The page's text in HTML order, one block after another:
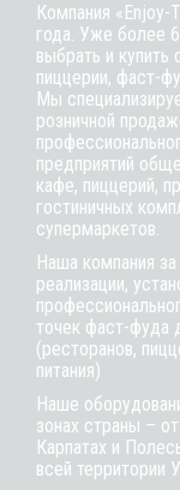
Компания «Enjoy-
года. Уже более
выбрать и купить
пиццерии, фаст-
Мы
розничной
предприятий
кафе, пиццерий,
гостиничных
супермаркетов.
Наша компания
реализации,
точек фаст-фуда
(ресторанов,
питания)
Наше
зонах страны –
Карпатах и
всей территории